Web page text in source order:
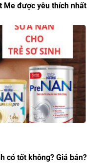
Me được yêu thích nhất
có tốt không? Giá bán?